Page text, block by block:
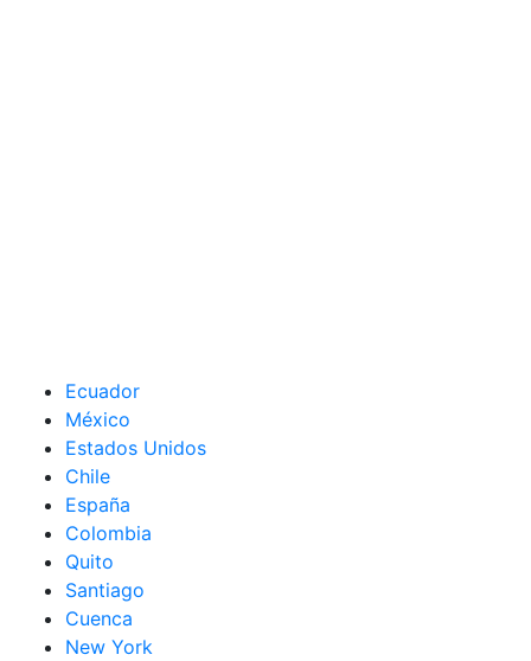
Ecuador
México
Estados Unidos
Chile
España
Colombia
Quito
Santiago
Cuenca
New York